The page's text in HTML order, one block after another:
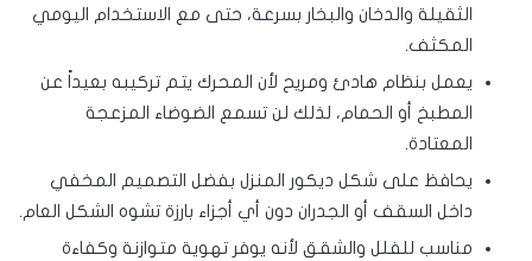
الثقيلة والدخان والبخار بسرعة، حتى مع الاستخدام اليومي
المكثف.
يعمل بنظام هادئ ومريح لأن المحرك يتم تركيبه بعيداً عن
المطبخ أو الحمام، لذلك لن تسمع الضوضاء المزعجة
المعتادة.
يحافظ على شكل ديكور المنزل بفضل التصميم المخفي
داخل السقف أو الجدران دون أي أجزاء بارزة تشوه الشكل العام.
مناسب للفلل والشقق لأنه يوفر تهوية متوازنة وكفاءة